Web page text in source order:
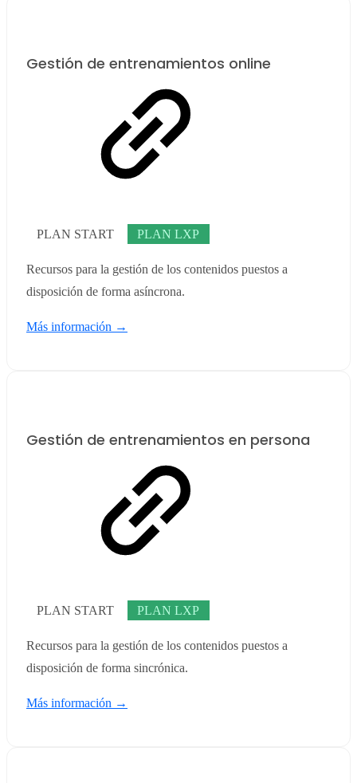
Gestión de entrenamientos online
PLAN START PLAN LXP
Recursos para la gestión de los contenidos puestos a
disposición de forma asíncrona.
Más información →
Gestión de entrenamientos en persona
PLAN START PLAN LXP
Recursos para la gestión de los contenidos puestos a
disposición de forma sincrónica.
Más información →